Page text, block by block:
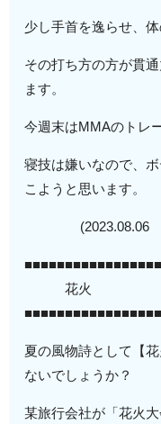
少し手首を逸らせ、
その打ち方の方が貫
ます。
今週末はMMAのトレ
寝技は嫌いなので、
こようと思います。
(2023.08.06
花火
夏の風物詩として【
ないでしょうか？
某旅行会社が「花火